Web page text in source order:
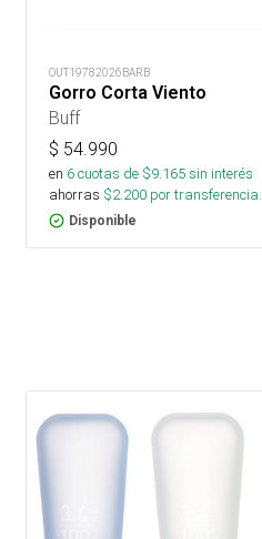
OUT19782026BARB
Gorro Corta Viento
Buff
$ 54.990
en 6cuotas de $9.165sin interés
ahorras $2.200 por transferencia.
Disponible